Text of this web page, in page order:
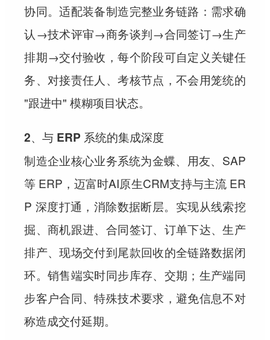
协同。适配装备制造完整业务链路：需求确
认→技术评审→商务谈判→合同签订→生产
排期→交付验收，每个阶段可自定义关键任
务、对接责任人、考核节点，不会用笼统的
"跟进中" 模糊项目状态。
2、与 ERP 系统的集成深度
制造企业核心业务系统为金蝶、用友、SAP
等 ERP，迈富时AI原生CRM支持与主流 ER
P 深度打通，消除数据断层。实现从线索挖
掘、商机跟进、合同签订、订单下达、生产
排产、现场交付到尾款回收的全链路数据闭
环。销售端实时同步库存、交期；生产端同
步客户合同、特殊技术要求，避免信息不对
称造成交付延期。